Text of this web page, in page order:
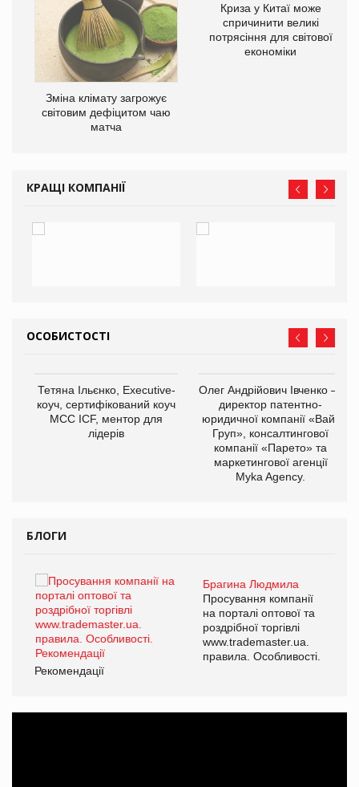
Зміна клімату загрожує
світовим дефіцитом чаю
матча
Криза у Китаї може
спричинити великі
потрясіння для світової
економіки
КРАЩІ КОМПАНІЇ
ОСОБИСТОСТІ
Тетяна Ільєнко, Executive-
коуч, сертифікований коуч
МСС ICF, ментор для
лідерів
Олег Андрійович Івченко —
директор патентно-
юридичної компанії «Вайз
Груп», консалтингової
компанії «Парето» та
маркетингової агенції
Myka Agency.
БЛОГИ
Брагина Людмила
Просування компанії
на порталі оптової та
роздрібної торгівлі
www.trademaster.ua.
правила. Особливості.
Рекомендації